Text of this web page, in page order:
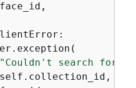
"Couldn't search for